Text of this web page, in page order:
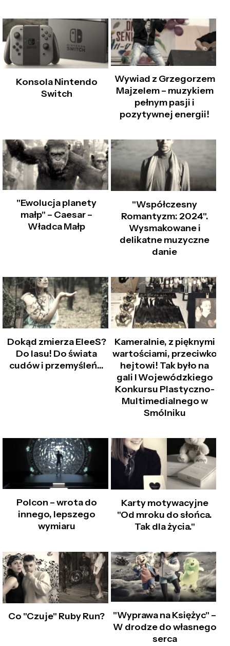
Konsola Nintendo
Switch
Wywiad z Grzegorzem
Majzelem – muzykiem
pełnym pasji i
pozytywnej energii!
"Ewolucja planety
małp" – Caesar –
Władca Małp
"Współczesny
Romantyzm: 2024".
Wysmakowane i
delikatne muzyczne
danie
Dokąd zmierza EleeS?
Do lasu! Do świata
cudów i przemyśleń...
Kameralnie, z pięknymi
wartościami, przeciwko
hejtowi! Tak było na
gali I Wojewódzkiego
Konkursu Plastyczno-
Multimedialnego w
Smólniku
Polcon – wrota do
innego, lepszego
wymiaru
Karty motywacyjne
"Od mroku do słońca.
Tak dla życia."
Co "Czuje" Ruby Run?
"Wyprawa na Księżyc" –
W drodze do własnego
serca